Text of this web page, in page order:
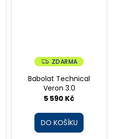
Z
D
A
R
M
A
ZDARMA
Babolat Technical
Veron 3.0
5 590 Kč
DO KOŠÍKU